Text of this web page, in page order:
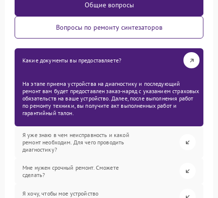
Общие вопросы
Вопросы по ремонту синтезаторов
Какие документы вы предоставляете?
На этапе приема устройства на диагностику и последующий
ремонт вам будет предоставлен заказ-наряд с указанием страховых
обязательств на ваше устройство. Далее, после выполнения работ
по ремонту техники, вы получите акт выполненных работ и
гарантийный талон.
Я уже знаю в чем неисправность и какой
ремонт необходим. Для чего проводить
диагностику?
Мне нужен срочный ремонт. Сможете
сделать?
Я хочу, чтобы мое устройство